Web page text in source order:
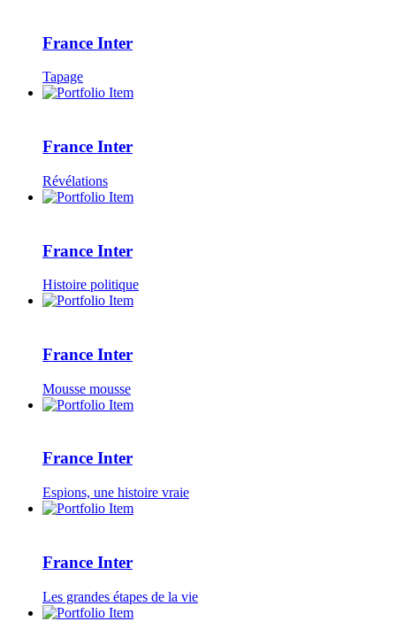
France Inter
Tapage
France Inter
Révélations
France Inter
Histoire politique
France Inter
Mousse mousse
France Inter
Espions, une histoire vraie
France Inter
Les grandes étapes de la vie